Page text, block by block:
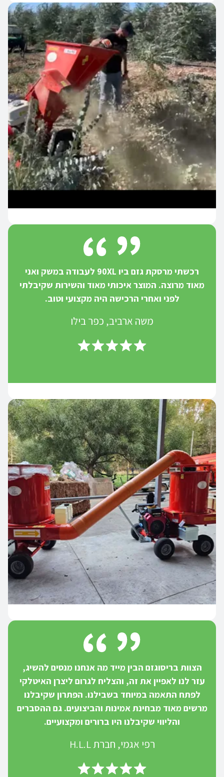
רכשתי מרסקת גזם ביו 90XL לעבודה במשק ואני
מאוד מרוצה. המוצר איכותי מאוד והשירות שקיבלתי
לפני ואחרי הרכישה היה מקצועי וטוב.
משה ארביב, כפר בילו
הצוות בריסוגזם הבין מייד מה אנחנו מנסים להשיג,
עזר לנו לאפיין את זה, והצליח לגרום ליצרן האיטלקי
לפתח התאמה במיוחד בשבילנו. הפתרון שקיבלנו
מרשים מאוד מבחינת אמינות והביצועים. גם ההסברים
והליווי שקיבלנו היו ברורים ומקצועיים.
רפי אגמי, חברת H.L.L